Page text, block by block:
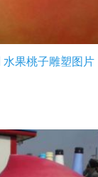
果桃子雕塑图片